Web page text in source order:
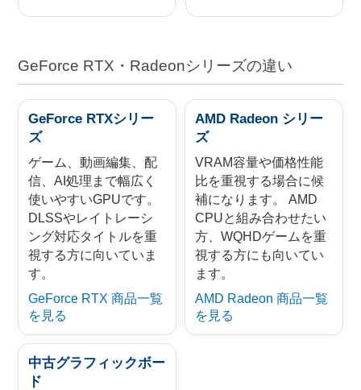
GeForce RTX・Radeonシリーズの違い
GeForce RTXシリー
ズ
ゲーム、動画編集、配
信、AI処理まで幅広く
使いやすいGPUです。
DLSSやレイトレーシ
ング対応タイトルを重
視する方に向いていま
す。
GeForce RTX 商品一覧
を見る
AMD Radeon シリー
ズ
VRAM容量や価格性能
比を重視する場合に候
補になります。 AMD
CPUと組み合わせたい
方、WQHDゲームを重
視する方にも向いてい
ます。
AMD Radeon 商品一覧
を見る
中古グラフィックボー
ド